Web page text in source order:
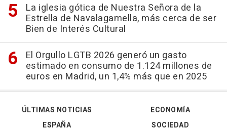
La iglesia gótica de Nuestra Señora de la
Estrella de Navalagamella, más cerca de ser
Bien de Interés Cultural
El Orgullo LGTB 2026 generó un gasto
estimado en consumo de 1.124 millones de
euros en Madrid, un 1,4% más que en 2025
ÚLTIMAS NOTICIAS
ESPAÑA
ECONOMÍA
SOCIEDAD